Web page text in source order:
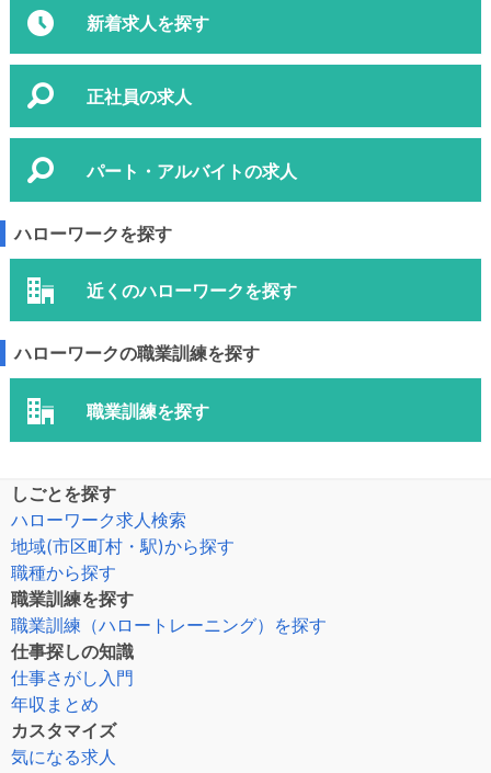
新着求人を探す
正社員の求人
パート・アルバイトの求人
ハローワークを探す
近くのハローワークを探す
ハローワークの職業訓練を探す
職業訓練を探す
しごとを探す
ハローワーク求人検索
地域(市区町村・駅)から探す
職種から探す
職業訓練を探す
職業訓練（ハロートレーニング）を探す
仕事探しの知識
仕事さがし入門
年収まとめ
カスタマイズ
気になる求人